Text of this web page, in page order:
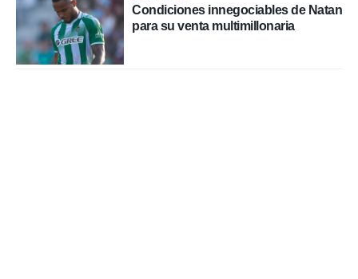
Condiciones innegociables de Natan
para su venta multimillonaria